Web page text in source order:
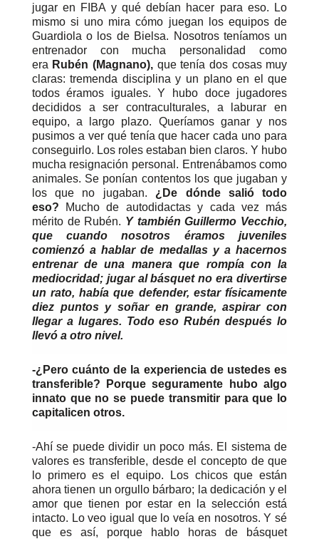
jugar en FIBA y qué debían hacer para eso. Lo
mismo si uno mira cómo juegan los equipos de
Guardiola o los de Bielsa. Nosotros teníamos un
entrenador con mucha personalidad como
era Rubén (Magnano), que tenía dos cosas muy
claras: tremenda disciplina y un plano en el que
todos éramos iguales. Y hubo doce jugadores
decididos a ser contraculturales, a laburar en
equipo, a largo plazo. Queríamos ganar y nos
pusimos a ver qué tenía que hacer cada uno para
conseguirlo. Los roles estaban bien claros. Y hubo
mucha resignación personal. Entrenábamos como
animales. Se ponían contentos los que jugaban y
los que no jugaban. ¿De dónde salió todo
eso? Mucho de autodidactas y cada vez más
mérito de Rubén. Y también Guillermo Vecchio,
que cuando nosotros éramos juveniles
comienzó a hablar de medallas y a hacernos
entrenar de una manera que rompía con la
mediocridad; jugar al básquet no era divertirse
un rato, había que defender, estar físicamente
diez puntos y soñar en grande, aspirar con
llegar a lugares. Todo eso Rubén después lo
llevó a otro nivel.
-¿Pero cuánto de la experiencia de ustedes es
transferible? Porque seguramente hubo algo
innato que no se puede transmitir para que lo
capitalicen otros.
-Ahí se puede dividir un poco más. El sistema de
valores es transferible, desde el concepto de que
lo primero es el equipo. Los chicos que están
ahora tienen un orgullo bárbaro; la dedicación y el
amor que tienen por estar en la selección está
intacto. Lo veo igual que lo veía en nosotros. Y sé
que es así, porque hablo horas de básquet